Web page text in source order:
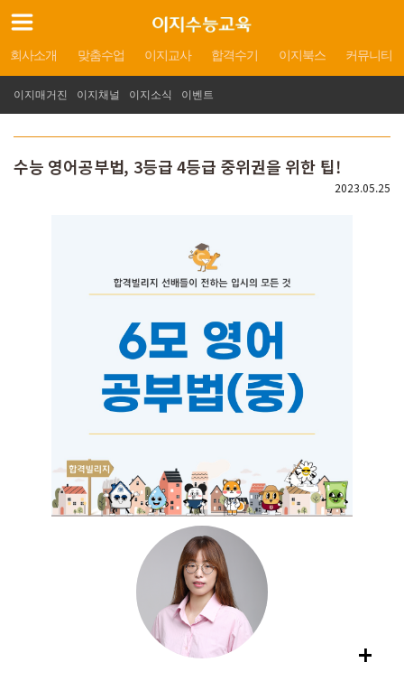
회사소개 맞춤수업 이지교사 합격수기 이지북스 커뮤니티
이지매거진 이지채널 이지소식 이벤트
수능 영어공부법, 3등급 4등급 중위권을 위한 팁!
2023.05.25
+